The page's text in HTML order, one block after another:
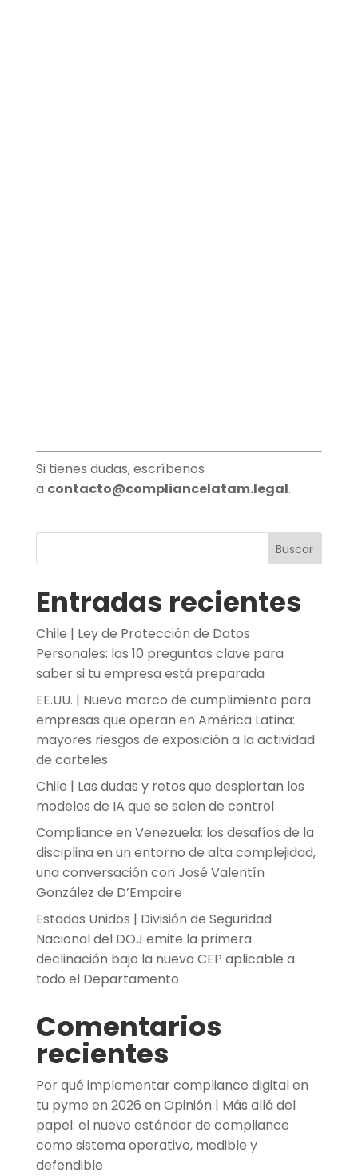
Si tienes dudas, escríbenos
a contacto@compliancelatam.legal.
Buscar
Entradas recientes
Chile | Ley de Protección de Datos
Personales: las 10 preguntas clave para
saber si tu empresa está preparada
EE.UU. | Nuevo marco de cumplimiento para
empresas que operan en América Latina:
mayores riesgos de exposición a la actividad
de carteles
Chile | Las dudas y retos que despiertan los
modelos de IA que se salen de control
Compliance en Venezuela: los desafíos de la
disciplina en un entorno de alta complejidad,
una conversación con José Valentín
González de D’Empaire
Estados Unidos | División de Seguridad
Nacional del DOJ emite la primera
declinación bajo la nueva CEP aplicable a
todo el Departamento
Comentarios
recientes
Por qué implementar compliance digital en
tu pyme en 2026 en Opinión | Más allá del
papel: el nuevo estándar de compliance
como sistema operativo, medible y
defendible